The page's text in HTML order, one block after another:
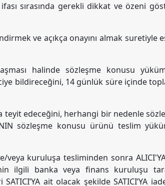
sırasında gerekli dikkat ve özeni
ve açıkça onayını almak suretiyle
halinde sözleşme konusu
bildireceğini, 14 günlük süre içinde
teyit edeceğini, herhangi bir nedenle
sözleşme konusu ürünü teslim
veya kuruluşa tesliminden sonra
ilgili banka veya finans kuruluşu
ait olacak şekilde SATICI’YA